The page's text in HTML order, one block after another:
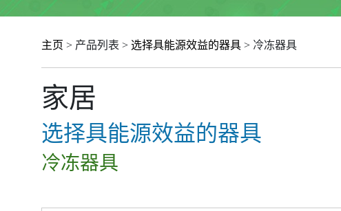
主页 > 产品列表 > 选择具能源效益的器具 > 冷冻器具
家居
选择具能源效益的器具
冷冻器具